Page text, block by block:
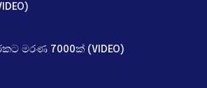
මරණ 7000ක් (VIDEO)